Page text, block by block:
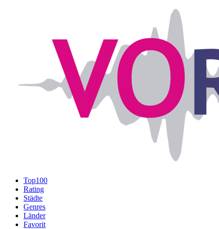
Top100
Rating
Städte
Genres
Länder
Favorit